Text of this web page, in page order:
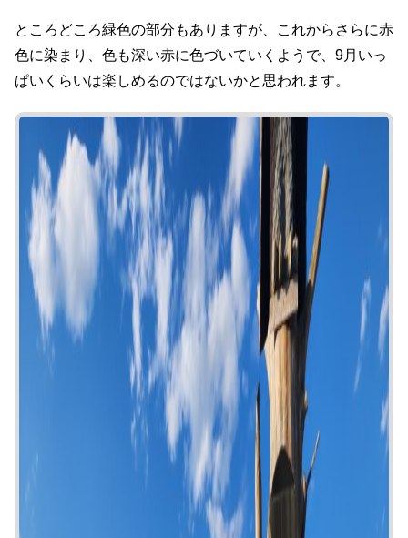
ところどころ緑色の部分もありますが、これからさらに赤
色に染まり、色も深い赤に色づいていくようで、9月いっ
ぱいくらいは楽しめるのではないかと思われます。